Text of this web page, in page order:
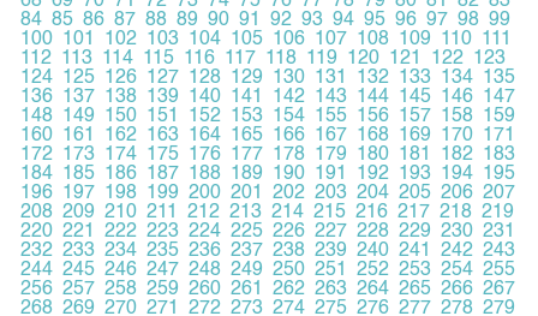
84 85 86 87 88 89 90 91 92 93 94 95 96 97 98 99
100 101 102 103 104 105 106 107 108 109 110 111
112 113 114 115 116 117 118 119 120 121 122 123
124 125 126 127 128 129 130 131 132 133 134 135
136 137 138 139 140 141 142 143 144 145 146 147
148 149 150 151 152 153 154 155 156 157 158 159
160 161 162 163 164 165 166 167 168 169 170 171
172 173 174 175 176 177 178 179 180 181 182 183
184 185 186 187 188 189 190 191 192 193 194 195
196 197 198 199 200 201 202 203 204 205 206 207
208 209 210 211 212 213 214 215 216 217 218 219
220 221 222 223 224 225 226 227 228 229 230 231
232 233 234 235 236 237 238 239 240 241 242 243
244 245 246 247 248 249 250 251 252 253 254 255
256 257 258 259 260 261 262 263 264 265 266 267
268 269 270 271 272 273 274 275 276 277 278 279